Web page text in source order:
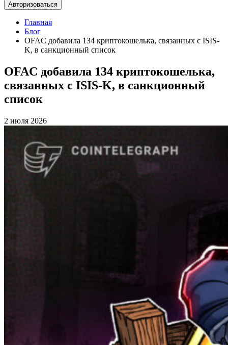
Авторизоваться
Главная
Блог
OFAC добавила 134 криптокошелька, связанных с ISIS-
K, в санкционный список
OFAC добавила 134 криптокошелька,
связанных с ISIS-K, в санкционный
список
2 июля 2026